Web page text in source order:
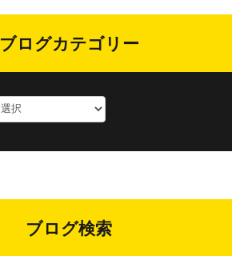
ブログカテゴリー
ブログ検索